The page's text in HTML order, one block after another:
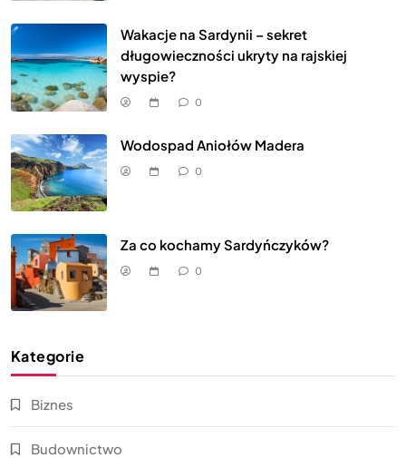
Wakacje na Sardynii – sekret
długowieczności ukryty na rajskiej
wyspie?
0
Wodospad Aniołów Madera
0
Za co kochamy Sardyńczyków?
0
Kategorie
Biznes
Budownictwo